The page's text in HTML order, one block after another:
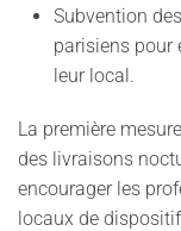
Subvention
parisiens pour
leur local.
La première
des livraisons
encourager les
locaux de